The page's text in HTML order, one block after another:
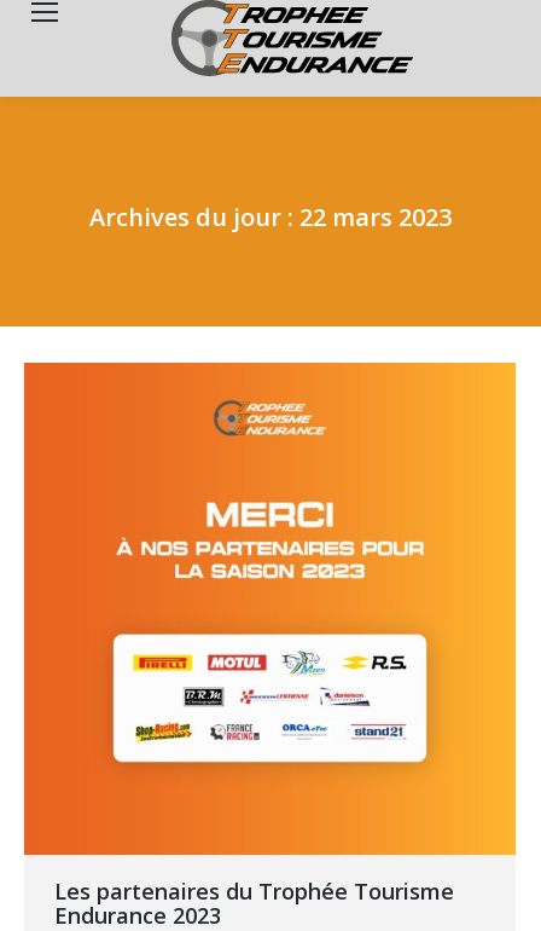
Archives du jour : 22 mars 2023
Les partenaires du Trophée Tourisme
Endurance 2023